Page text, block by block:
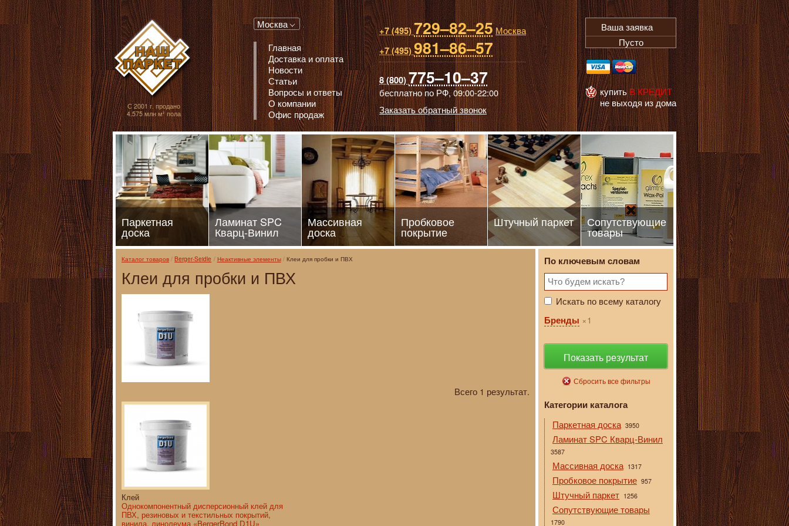
Паркет, Штучный паркет, Массивная доска, Ламинированный паркет
С 2001 г. продано
4.575 млн м² пола
Москва
Главная
Доставка и оплата
Новости
Статьи
Вопросы и ответы
О компании
Офис продаж
+7 (495)729–82–25 Москва
+7 (495)981–86–57
8 (800)775–10–37
бесплатно по РФ,09:00-22:00
Заказать обратный звонок
Ваша заявка
Пусто
купитьВ КРЕДИТ
не выходя из дома
Паркетная
доска
Ламинат SPC
Кварц-Винил
Массивная
доска
Пробковое
покрытие
Штучный паркет Сопутствующие
товары
Каталог товаров Berger-Seidle Неактивные элементы Клеи для пробки и ПВХ
Клеи для пробки и ПВХ
Всего 1 результат.
Клей
Однокомпонентный дисперсионный клей для
ПВХ, резиновых и текстильных покрытий,
винила, линолеума «BergerBond D1U»
По ключевым словам
Искать по всему каталогу
Бренды
1
Показать результат
Сбросить все фильтры
Категории каталога
Паркетная доска 3950
Ламинат SPC Кварц-Винил
3587
Массивная доска 1317
Пробковое покрытие 957
Штучный паркет 1256
Сопутствующие товары
1790